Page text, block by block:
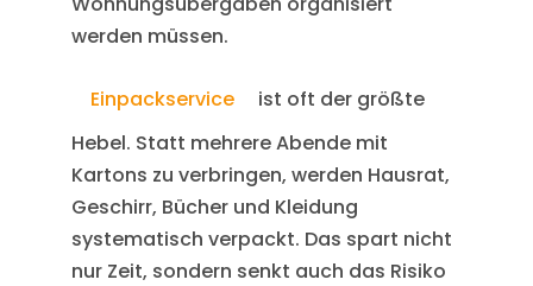
werden müssen.
Einpackservice
ist oft der größte
Hebel. Statt mehrere Abende mit
Kartons zu verbringen, werden Hausrat,
Geschirr, Bücher und Kleidung
systematisch verpackt. Das spart nicht
nur Zeit, sondern senkt auch das Risiko